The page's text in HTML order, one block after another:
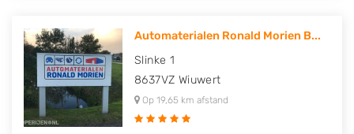
Automaterialen Ronald Morien B...
Slinke 1
8637VZ Wiuwert
Op 19,65 km afstand